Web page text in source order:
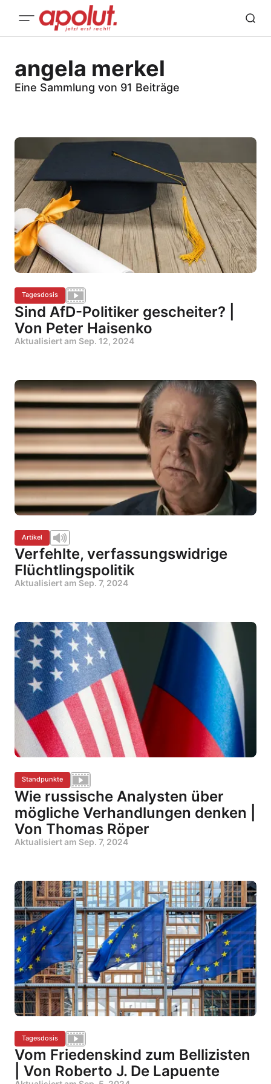
angela merkel
Eine Sammlung von 91 Beiträge
Tagesdosis
Sind AfD-Politiker gescheiter? |
Von Peter Haisenko
Aktualisiert am Sep. 12, 2024
Artikel
Verfehlte, verfassungswidrige
Flüchtlingspolitik
Aktualisiert am Sep. 7, 2024
Standpunkte
Wie russische Analysten über
mögliche Verhandlungen denken |
Von Thomas Röper
Aktualisiert am Sep. 7, 2024
Tagesdosis
Vom Friedenskind zum Bellizisten
| Von Roberto J. De Lapuente